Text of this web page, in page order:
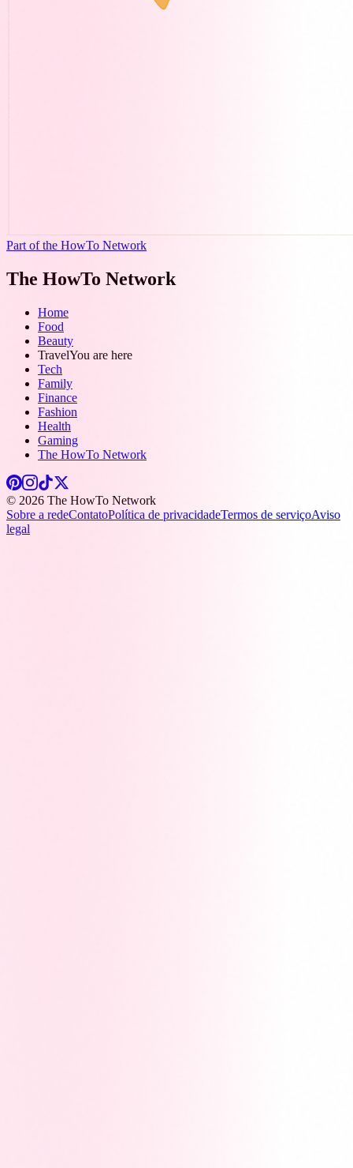
Part of the HowTo Network
The HowTo Network
Home
Food
Beauty
TravelYou are here
Tech
Family
Finance
Fashion
Health
Gaming
The HowTo Network
© 2026 The HowTo Network
Sobre a redeContatoPolítica de privacidadeTermos de serviçoAviso
legal